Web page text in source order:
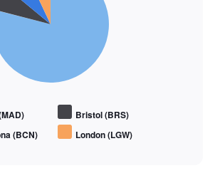
Bristol (BRS)
(BCN)
London (LGW)